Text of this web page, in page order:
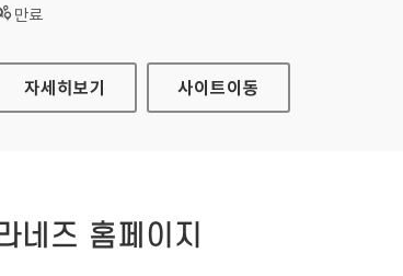
상태 :
만료
리리코스 마린에너지 홈페이지
자세히보기 사이트이동
네즈 홈페이지